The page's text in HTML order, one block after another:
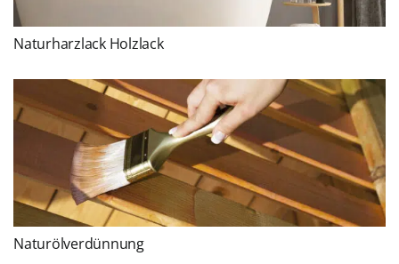
Naturharzlack Holzlack
Naturölverdünnung